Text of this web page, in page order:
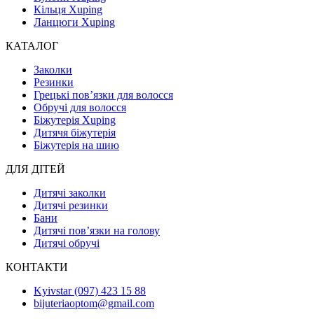
Кільця Xuping
Ланцюги Xuping
КАТАЛОГ
Заколки
Резинки
Грецькі пов’язки для волосся
Обручі для волосся
Біжутерія Xuping
Дитячя біжутерія
Біжутерія на шию
ДЛЯ ДІТЕЙ
Дитячі заколки
Дитячі резинки
Бани
Дитячі пов’язки на голову
Дитячі обручі
КОНТАКТИ
Kyivstar (097) 423 15 88
bijuteriaoptom@gmail.com